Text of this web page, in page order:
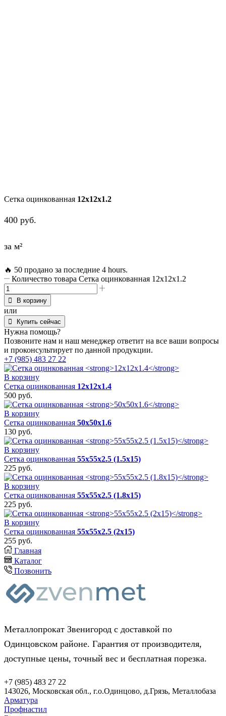
Сетка оцинкованная 12х12х1.2
400 руб.
за м²
🔥 50 продано за последние 4 hours.
Количество товара Сетка оцинкованная 12х12х1.2
В корзину
или
Купить сейчас
Нужна помощь?
Позвоните нам и наш менеджер ответит на все ваши вопросы
и проконсультирует по данной продукции.
+7 (985) 483 27 22
В корзину
Сетка оцинкованная 12х12х1.4
500 руб.
В корзину
Сетка оцинкованная 50х50х1.6
130 руб.
В корзину
Сетка оцинкованная 55х55х2.5 (1.5х15)
225 руб.
В корзину
Сетка оцинкованная 55х55х2.5 (1.8х15)
225 руб.
В корзину
Сетка оцинкованная 55х55х2.5 (2х15)
255 руб.
Главная
Каталог
Позвонить
Металлопрокат Звенигород с доставкой по
Одинцовском районе. Гарантия от производителя,
доступные цены, точный вес и бесплатная порезка.
+7 (985) 483 27 22
143026, Московская обл., г.о.Одинцово, д.Грязь, Металлобаза
Арматура
Профнастил